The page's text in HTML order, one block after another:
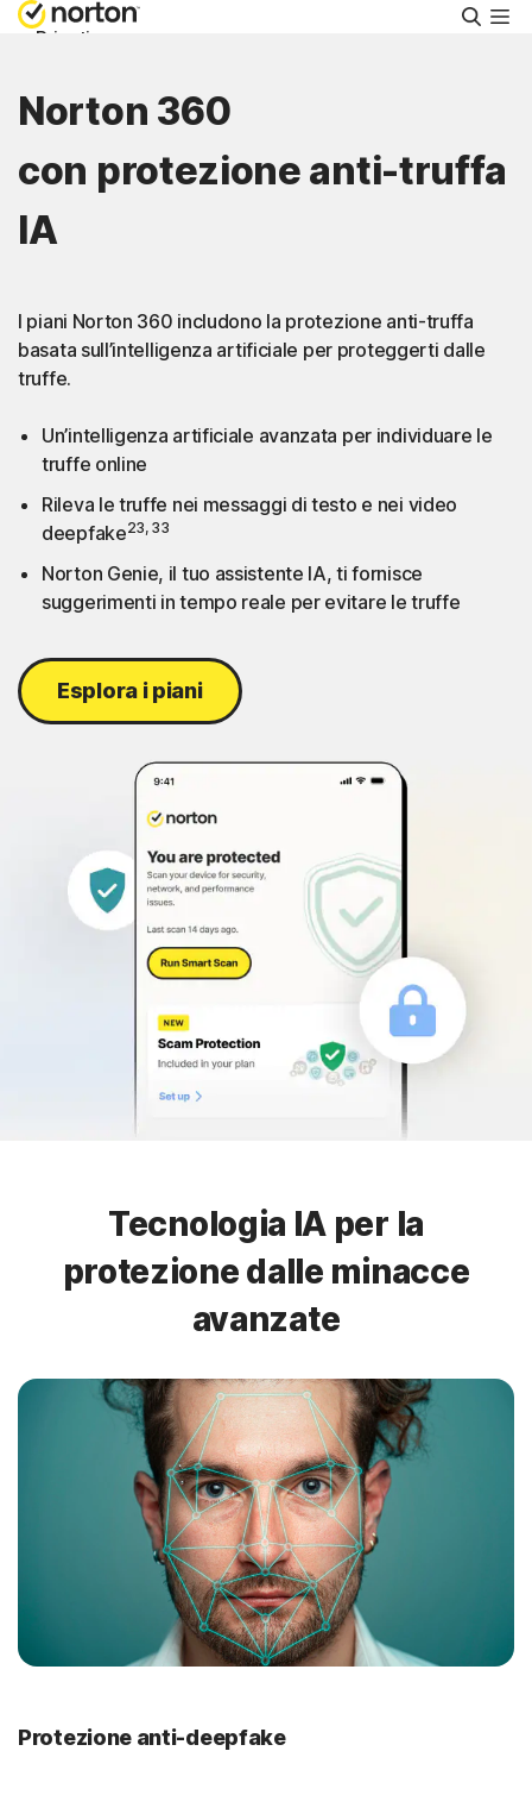
Cerca
Privati
Piccole aziende
Supporto
Italia
Accedi
Norton 360
con protezione anti-truffa
IA
I piani Norton 360 includono la protezione anti-truffa
basata sull’intelligenza artificiale per proteggerti dalle
truffe.
Un’intelligenza artificiale avanzata per individuare le
truffe online
Rileva le truffe nei messaggi di testo e nei video
deepfake23, 33
Norton Genie, il tuo assistente IA, ti fornisce
suggerimenti in tempo reale per evitare le truffe
Esplora i piani
Tecnologia IA per la
protezione dalle minacce
avanzate
Protezione anti-deepfake